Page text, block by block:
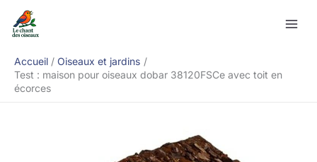
Accueil
Oiseaux et jardins
Test : maison pour oiseaux dobar 38120FSCe avec toit en
écorces
Rechercher